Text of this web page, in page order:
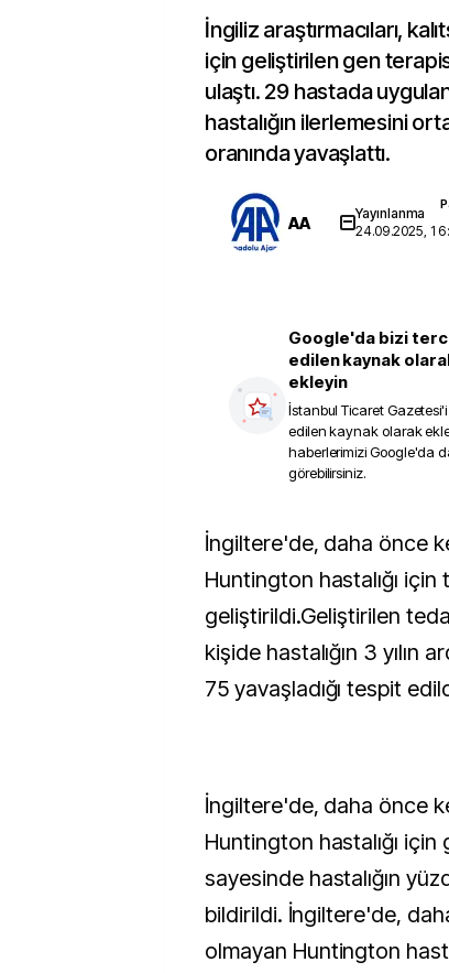
İngiliz araştırmacıları,
için geliştirilen gen
ulaştı. 29 hastada
hastalığın ilerlemesini
oranında yavaşlattı.
AA
Yayınlanma
24.09.2025,
Google'da bizi
edilen kaynak
ekleyin
İstanbul Ticaret Gazetesi
edilen kaynak olarak
haberlerimizi Google'da
görebilirsiniz.
İngiltere'de, daha önce kesin çaresi olmayan
Huntington hastalığı için
geliştirildi.Geliştirilen
kişide hastalığın 3 yılın
75 yavaşladığı tespit
İngiltere'de, daha önce
Huntington hastalığı
sayesinde hastalığın
bildirildi. İngiltere'de,
olmayan Huntington